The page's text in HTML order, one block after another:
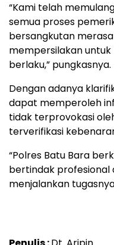
“Kami telah
semua proses
bersangkutan
mempersilakan
berlaku,” pungkasnya.
Dengan adanya
dapat memperoleh
tidak terprovokasi
terverifikasi
“Polres Batu Bara
bertindak
menjalankan